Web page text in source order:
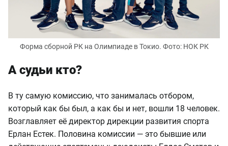
Форма сборной РК на Олимпиаде в Токио. Фото: НОК РК
А судьи кто?
В ту самую комиссию, что занималась отбором,
который как бы был, а как бы и нет, вошли 18 человек.
Возглавляет её директор дирекции развития спорта
Ерлан Естек. Половина комиссии — это бывшие или